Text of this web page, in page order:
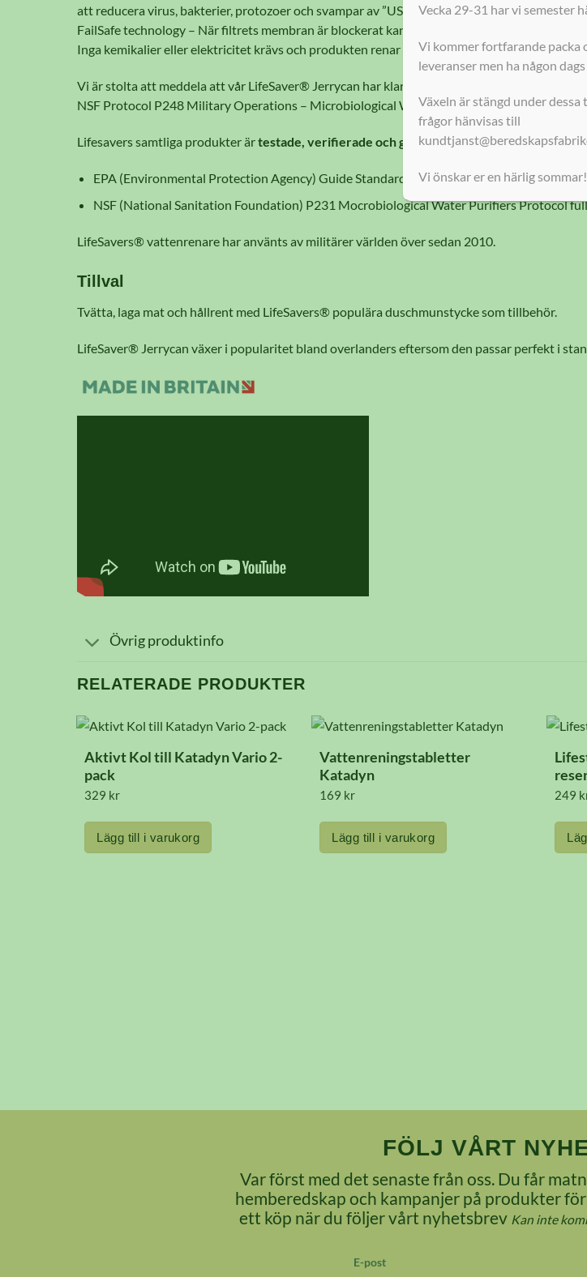
att reducera virus, bakterier, protozoer och svampar av ”US Army Public Health Center
FailSafe technology – När filtrets membran är blockerat kan inte vatten passera, tryggt och
Inga kemikalier eller elektricitet krävs och produkten renar även det smutsigaste vattnet.
Vi är stolta att meddela att vår LifeSaver® Jerrycan har klarat testen för:
NSF Protocol P248 Military Operations – Microbiological Water Purifiers.
Lifesavers samtliga produkter ärtestade, verifierade och godkändaenligt internationella
EPA (Environmental Protection Agency) Guide Standard Protocol 1987
NSF (National Sanitation Foundation) P231 Mocrobiological Water Purifiers Protocol
LifeSavers® vattenrenare har använts av militärer världen över sedan 2010.
Tillval
Tvätta, laga mat och hållrent med LifeSavers® populära duschmunstycke som tillbehör.
LifeSaver® Jerrycan växer i popularitet bland overlanders eftersom den passar perfekt i
Övrig produktinfo
RELATERADE PRODUKTER
Aktivt Kol till Katadyn Vario 2-
pack
329 kr
Lägg till i varukorg
Vattenreningstabletter
Katadyn
169 kr
Lägg till i varukorg
249
FÖLJ VÅRT
Var först med det senaste från oss. Du får
hemberedskap och kampanjer på produkter
ett köp när du följer vårt nyhetsbrev Kan inte
E-post
Vecka 29-31 har vi semester
Vi kommer fortfarande packa
leveranser men ha någon
Växeln är stängd under dessa
frågor hänvisas till
Vi önskar er en härlig sommar!